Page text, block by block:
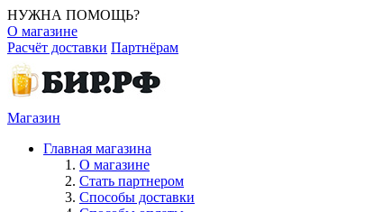
НУЖНА ПОМОЩЬ?
О магазине
Расчёт доставки Партнёрам
Магазин
Главная магазина
О магазине
Стать партнером
Способы доставки